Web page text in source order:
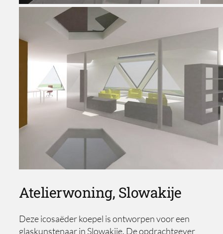
Atelierwoning, Slowakije
Deze icosaëder koepel is ontworpen voor een
glaskunstenaar in Slowakije. De opdrachtgever